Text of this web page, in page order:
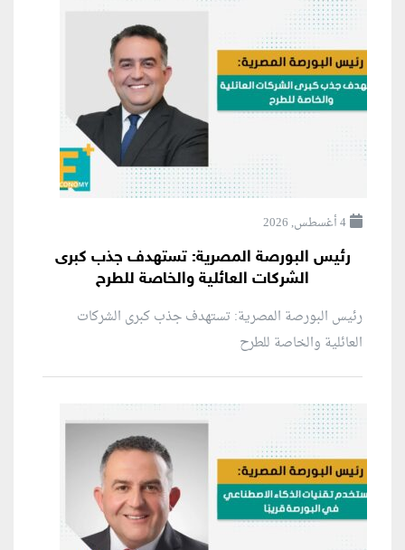
4 أغسطس, 2026
رئيس البورصة المصرية: تستهدف جذب كبرى
الشركات العائلية والخاصة للطرح
رئيس البورصة المصرية: تستهدف جذب كبرى الشركات
العائلية والخاصة للطرح